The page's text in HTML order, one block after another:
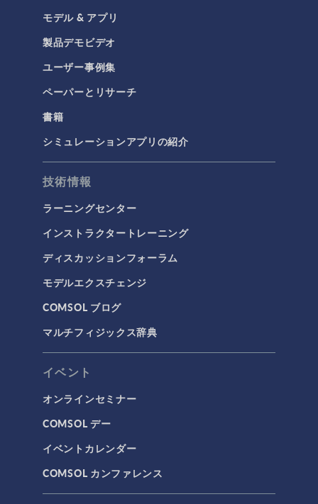
モデル & アプリ
製品デモビデオ
ユーザー事例集
ペーパーとリサーチ
書籍
シミュレーションアプリの紹介
技術情報
ラーニングセンター
インストラクタートレーニング
ディスカッションフォーラム
モデルエクスチェンジ
COMSOL ブログ
マルチフィジックス辞典
イベント
オンラインセミナー
COMSOL デー
イベントカレンダー
COMSOL カンファレンス